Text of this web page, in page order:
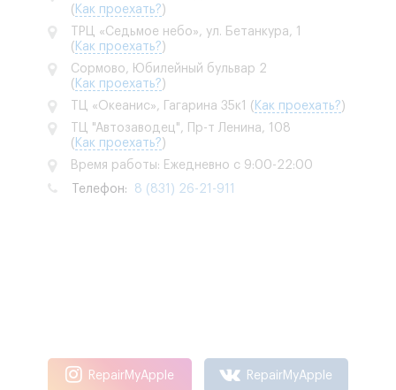
( Как проехать?)
ТРЦ «Седьмое небо», ул. Бетанкура, 1
( Как проехать?)
Сормово, Юбилейный бульвар 2
( Как проехать?)
ТЦ «Океанис», Гагарина 35к1 ( Как проехать?)
ТЦ "Автозаводец", Пр-т Ленина, 108
( Как проехать?)
Время работы: Ежедневно с 9:00-22:00
Телефон: 8 (831) 26-21-911
RepairMyApple RepairMyApple